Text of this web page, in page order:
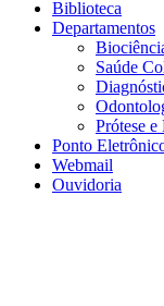
Biblioteca
Departamentos
Saúde
Prótese e
Ponto
Webmail
Ouvidoria